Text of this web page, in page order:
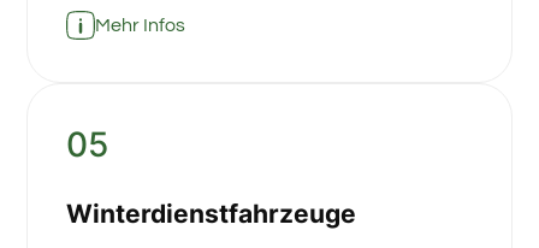
Mehr Infos
05
Winterdienstfahrzeuge